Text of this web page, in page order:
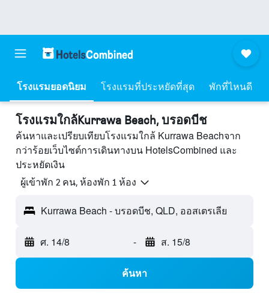
โรงแรมยอดนิยม โรงแรมที่ประหยัดที่สุด พักที่ไหนดี
โรงแรมใกล้Kurrawa Beach, บรอดบีช
ค้นหาและเปรียบเทียบโรงแรมใกล้ Kurrawa Beachจาก
กว่าร้อยเว็บไซต์การเดินทางบน HotelsCombined และ
ประหยัดเงิน
ผู้เข้าพัก 2 คน, ห้องพัก 1 ห้อง
Kurrawa Beach - บรอดบีช, QLD, ออสเตรเลีย
ศ. 14/8 - ส. 15/8
ค้นหา